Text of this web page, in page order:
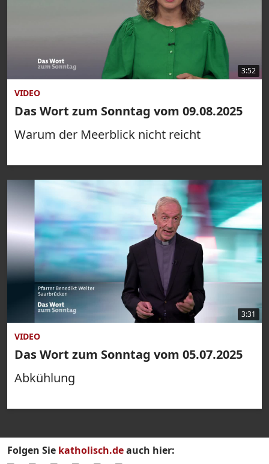
3:52
VIDEO
Das Wort zum Sonntag vom 09.08.2025
Warum der Meerblick nicht reicht
3:31
VIDEO
Das Wort zum Sonntag vom 05.07.2025
Abkühlung
Folgen Sie katholisch.deauch hier: